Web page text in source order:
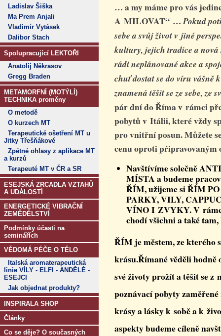
Ladislav Šiška
Ma Prem Anjali
Vladimír Vytásek
Dalibor Stach
Spolupracující LEKTOŘI
Anatolij Někrasov
Gregg Braden
METAMORFNÍ (MOTÝLÍ)
TECHNIKA proměny
O metodě
O kurzech MT
Terapeutické ošetření MT u
Jitky Třešňákové
Zpětné ohlasy z aplikace MT
a kurzů
Terapeuté MT v ČR a SR
ESEJSKÁ ZRCADLA VZTAHŮ
A UDÁLOSTÍ
ENERGETICKÉ VIBRAČNÍ
ZEMĚDĚLSTVÍ
Podmínky účasti na
seminářích
VĚDOMÁ PÉČE O TĚLO
Italská aromaterapeutická
linie VÍLY - ELFI - ANDĚLÉ -
ESEJCI
Jak objednat produkty?
INSPIRALA SHOP
Články
Co se děje? O současných
… a my máme pro vás
A MILOVAT“ … Pokud
sebe a svůj život v jiné
kultury, jejich tradice a
rádi neplánované akce a
chuť dostat se do víru vášně
znamená těšit se ze sebe,
pár dní do Říma v rámci
pobytů v Itálii, které vždy
pro vnitřní posun. Můžete
cenu oproti
Navštívíme solečně
MÍSTA a budeme
ŘÍM, užijeme si ŘÍM
PARKY, VILY,
VÍNO I ZVYKY. V
chodí všichni a také
ŘÍM je městem, ze kterého
krásu.Římané věděli
své životy prožít a těšit se
poznávací pobyty
krásy a lásky k sobě a k
aspekty budeme cíleně